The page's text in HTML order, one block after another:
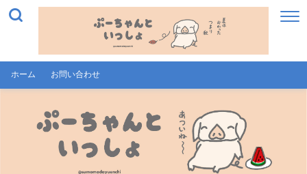
ホーム お問い合わせ